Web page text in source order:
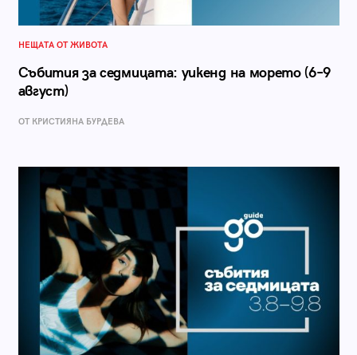
НЕЩАТА ОТ ЖИВОТА
Събития за седмицата: уикенд на морето (6–9
август)
ОТ КРИСТИЯНА БУРДЕВА